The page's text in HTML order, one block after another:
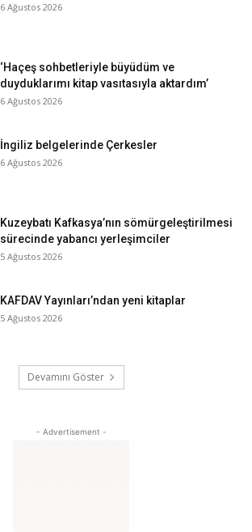
6 Ağustos 2026
‘Haçeş sohbetleriyle büyüdüm ve
duyduklarımı kitap vasıtasıyla aktardım’
6 Ağustos 2026
İngiliz belgelerinde Çerkesler
6 Ağustos 2026
Kuzeybatı Kafkasya’nın sömürgeleştirilmesi
sürecinde yabancı yerleşimciler
5 Ağustos 2026
KAFDAV Yayınları’ndan yeni kitaplar
5 Ağustos 2026
Devamını Göster
- Advertisement -